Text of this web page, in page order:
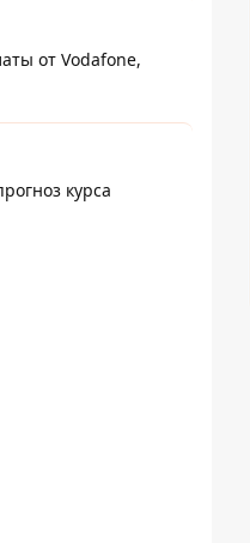
от Vodafone,
курса